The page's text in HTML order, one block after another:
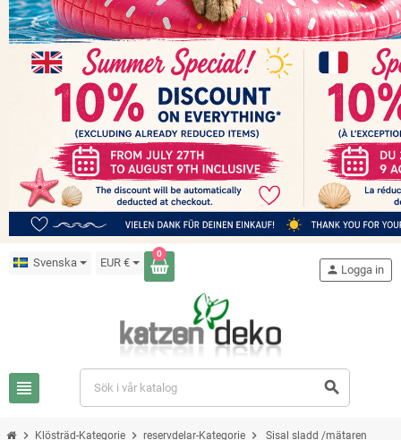
Svenska EUR €
0
view_headline search
person Logga in
chevron_right Klösträd-Kategorie chevron_right reservdelar-Kategorie chevron_right Sisal sladd /mätaren